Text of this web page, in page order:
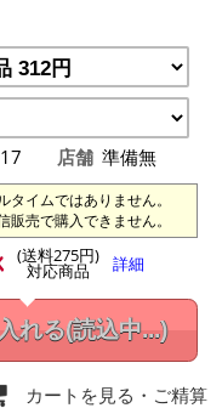
17 店舗 準備無
タイムではありません。
販売で購入できません。
(送料275円)
対応商品 詳細
れる(読込中...)
カートを見る ・ご精算